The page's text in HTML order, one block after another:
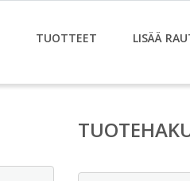
TUOTTEET LISÄÄ